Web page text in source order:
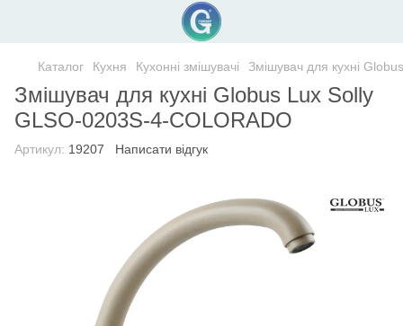
Каталог Кухня Кухонні змішувачі Змішувач для кухні
Змішувач для кухні Globus Lux Solly
GLSO-0203S-4-COLORADO
Артикул: 19207 Написати відгук